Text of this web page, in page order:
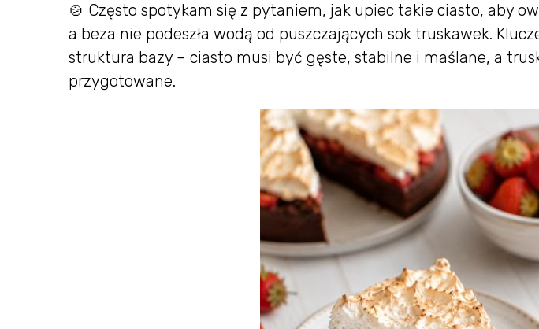
🍲 Często spotykam się z pytaniem, jak upiec takie ciasto, aby
a beza nie podeszła wodą od puszczających sok truskawek.
struktura bazy – ciasto musi być gęste, stabilne i maślane, a
przygotowane.